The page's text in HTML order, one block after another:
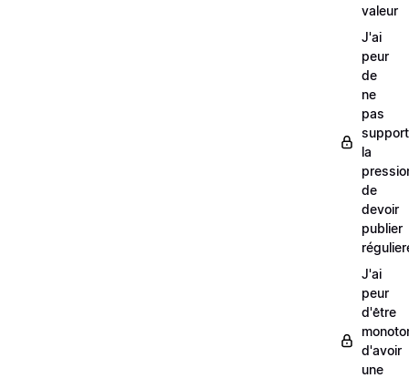
valeur
J'ai
peur
de
ne
pas
la
de
devoir
publier
J'ai
peur
d'être
d'avoir
une